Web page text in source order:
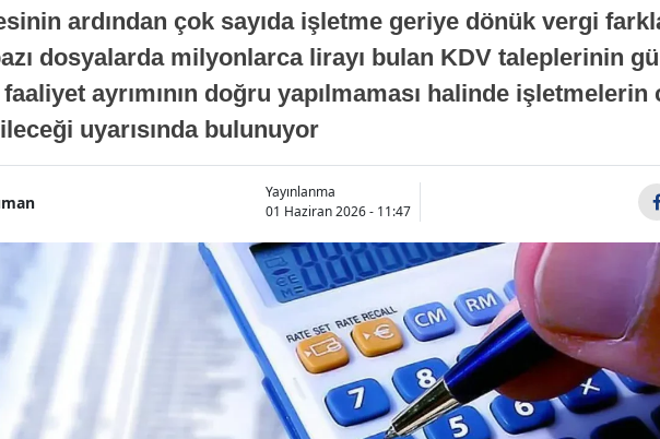
ardından çok sayıda işletme geriye dönük vergi
dosyalarda milyonlarca lirayı bulan KDV taleplerinin
ayrımının doğru yapılmaması halinde
uyarısında bulunuyor
Yayınlanma
01 Haziran 2026 - 11:47